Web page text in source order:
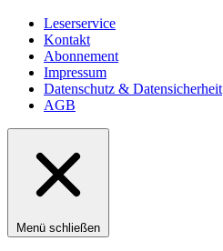
Leserservice
Kontakt
Abonnement
Impressum
Datenschutz & Datensicherheit
AGB
Menü schließen